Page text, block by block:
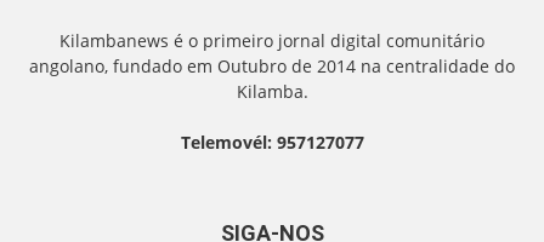
Kilambanews é o primeiro jornal digital comunitário
angolano, fundado em Outubro de 2014 na centralidade do
Kilamba.
Telemovél: 957127077
SIGA-NOS